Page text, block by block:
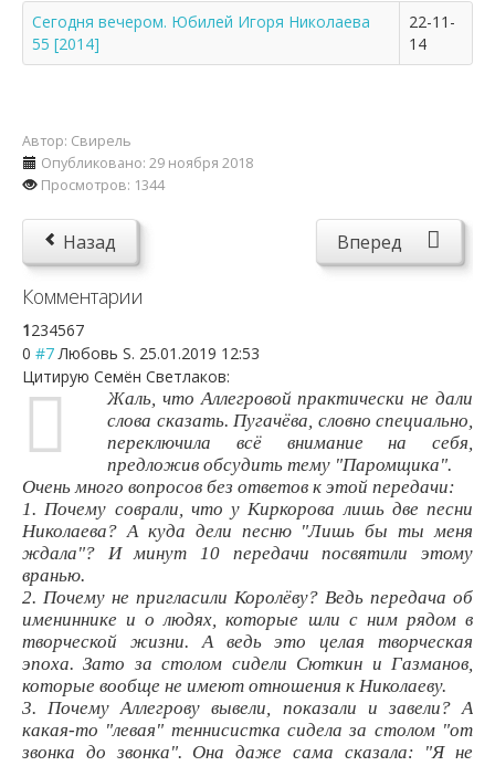
Сегодня вечером. Юбилей Игоря Николаева
55 [2014]
22-11-
14
Автор: Свирель
Опубликовано: 29 ноября 2018
Просмотров: 1344
Назад Вперед
Комментарии
1234567
0 #7 Любовь S. 25.01.2019 12:53
Цитирую Семён Светлаков:
Жаль, что Аллегровой практически не дали
слова сказать. Пугачёва, словно специально,
переключила всё внимание на себя,
предложив обсудить тему "Паромщика".
Очень много вопросов без ответов к этой передачи:
1. Почему соврали, что у Киркорова лишь две песни
Николаева? А куда дели песню "Лишь бы ты меня
ждала"? И минут 10 передачи посвятили этому
вранью.
2. Почему не пригласили Королёву? Ведь передача об
имениннике и о людях, которые шли с ним рядом в
творческой жизни. А ведь это целая творческая
эпоха. Зато за столом сидели Сюткин и Газманов,
которые вообще не имеют отношения к Николаеву.
3. Почему Аллегрову вывели, показали и завели? А
какая-то "левая" теннисистка сидела за столом "от
звонка до звонка". Она даже сама сказала: "Я не